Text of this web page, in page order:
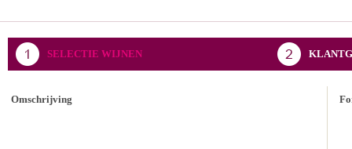
SELECTIE WIJNEN
Omschrijving